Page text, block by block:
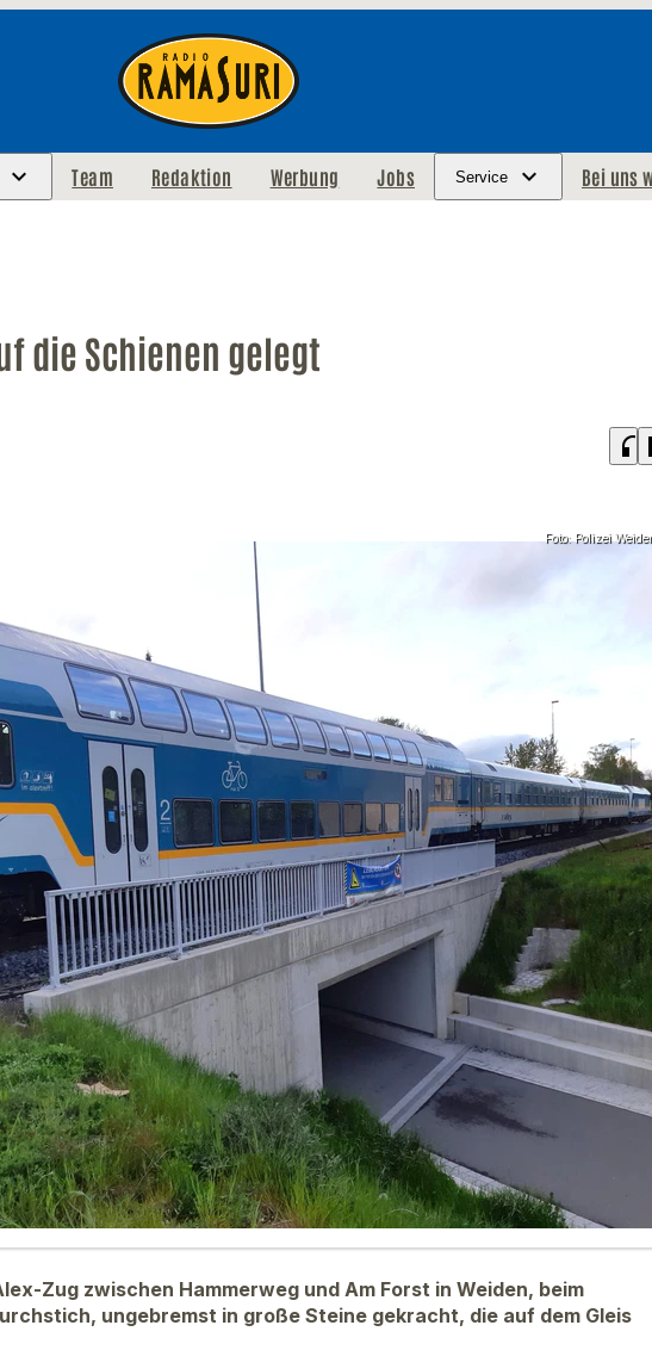
Team Redaktion Werbung Jobs Service Bei uns
die Schienen gelegt
headphones
Foto: Polizei
Zug zwischen Hammerweg und Am Forst in Weiden, beim
ungebremst in große Steine gekracht, die auf dem Gleis